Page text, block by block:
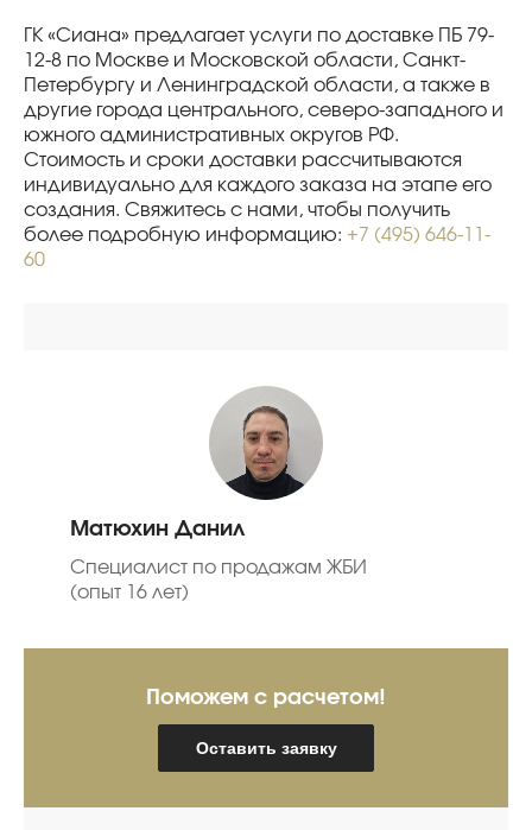
ГК «Сиана» предлагает услуги по доставке ПБ 79-
12-8 по Москве и Московской области, Санкт-
Петербургу и Ленинградской области, а также в
другие города центрального, северо-западного и
южного административных округов РФ.
Стоимость и сроки доставки рассчитываются
индивидуально для каждого заказа на этапе его
создания. Свяжитесь с нами, чтобы получить
более подробную информацию: +7 (495) 646-11-
60
Матюхин Данил
Специалист по продажам ЖБИ
(опыт 16 лет)
Поможем с расчетом!
Оставить заявку